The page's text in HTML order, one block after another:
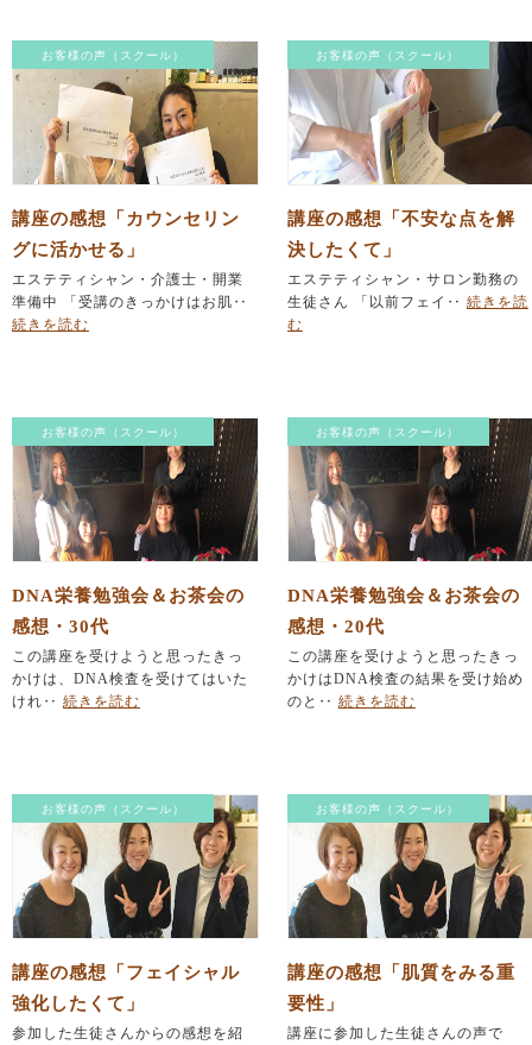
お客様の声（スクール）
講座の感想「カウンセリン
グに活かせる」
エステティシャン・介護士・開業
準備中 「受講のきっかけはお肌‥
続きを読む
お客様の声（スクール）
講座の感想「不安な点を解
決したくて」
エステティシャン・サロン勤務の
生徒さん 「以前フェイ‥ 続きを読
む
お客様の声（スクール）
DNA栄養勉強会＆お茶会の
感想・30代
この講座を受けようと思ったきっ
かけは、DNA検査を受けてはいた
けれ‥ 続きを読む
お客様の声（スクール）
DNA栄養勉強会＆お茶会の
感想・20代
この講座を受けようと思ったきっ
かけはDNA検査の結果を受け始め
のと‥ 続きを読む
お客様の声（スクール）
講座の感想「フェイシャル
強化したくて」
参加した生徒さんからの感想を紹
お客様の声（スクール）
講座の感想「肌質をみる重
要性」
講座に参加した生徒さんの声で